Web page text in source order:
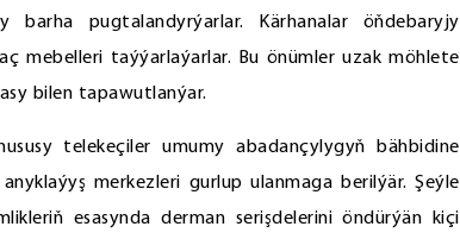
barha pugtalandyrýarlar. Kärhanalar öňdebaryjy
mebelleri taýýarlaýarlar. Bu önümler uzak möhlete
bilen tapawutlanýar.
telekeçiler umumy abadançylygyň bähbidine
merkezleri gurlup ulanmaga berilýär. Şeýle
esasynda derman serişdelerini öndürýän kiçi